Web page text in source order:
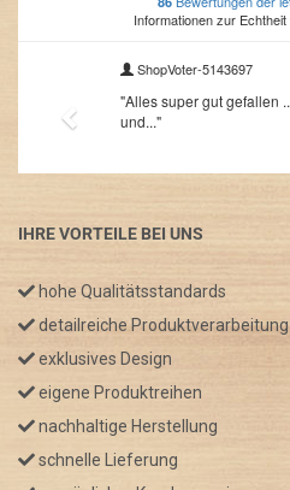
IHRE VORTEILE BEI UNS
hohe Qualitätsstandards
detailreiche Produktverarbeitung
exklusives Design
eigene Produktreihen
nachhaltige Herstellung
schnelle Lieferung